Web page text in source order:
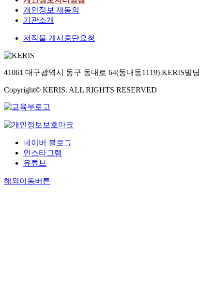
개인정보 재동의
기관소개
저작물 게시중단요청
41061 대구광역시 동구 동내로 64(동내동1119) KERIS빌딩
Copyright© KERIS. ALL RIGHTS RESERVED
네이버 블로그
인스타그램
유튜브
해외이동버튼